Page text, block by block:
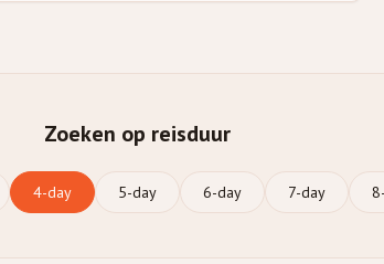
Zoeken op reisduur
4-day 5-day 6-day 7-day 8